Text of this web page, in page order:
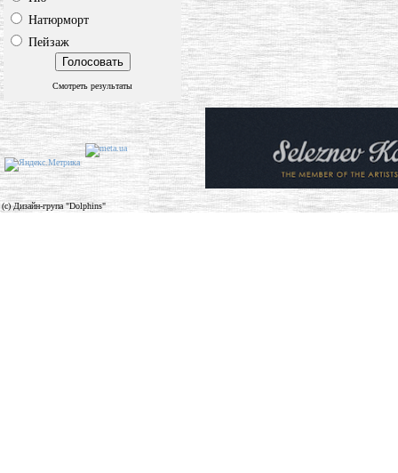
Натюрморт
Пейзаж
Смотреть результаты
(c) Дизайн-група "Dolphins"